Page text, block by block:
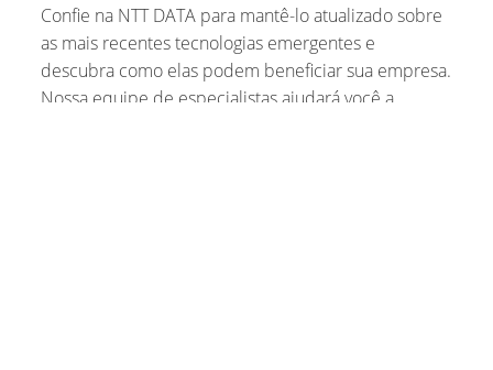
Confie na NTT DATA para mantê-lo atualizado sobre
as mais recentes tecnologias emergentes e
descubra como elas podem beneficiar sua empresa.
Nossa equipe de especialistas ajudará você a